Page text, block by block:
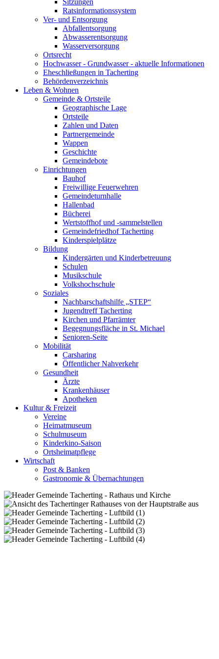
Sitzungen
Ratsinformationssystem
Ver- und Entsorgung
Abfallentsorgung
Abwasserentsorgung
Wasserversorgung
Ortsrecht
Hochwasser - Grundwasser - aktuelle Informationen
Eheschließungen in Tacherting
Behördenverzeichnis
Leben & Wohnen
Gemeinde & Ortsteile
Geographische Lage
Ortsteile
Zahlen und Daten
Partnergemeinde
Wappen
Geschichte
Gemeindebote
Einrichtungen
Bauhof
Freiwillige Feuerwehren
Gemeindeturnhalle
Hallenbad
Bücherei
Wertstoffhof und -sammelstellen
Gemeindefriedhof Tacherting
Kinderspielplätze
Bildung
Kindergärten und Kinderbetreuung
Schulen
Musikschule
Volkshochschule
Soziales
Nachbarschaftshilfe „STEP“
Jugendtreff Tacherting
Kirchen und Pfarrämter
Begegnungsfläche in St. Michael
Senioren-Seite
Mobilität
Carsharing
Öffentlicher Nahverkehr
Gesundheit
Ärzte
Krankenhäuser
Apotheken
Kultur & Freizeit
Vereine
Heimatmuseum
Schulmuseum
Kinderkino-Saison
Ortsheimatpflege
Wirtschaft
Post & Banken
Gastronomie & Übernachtungen